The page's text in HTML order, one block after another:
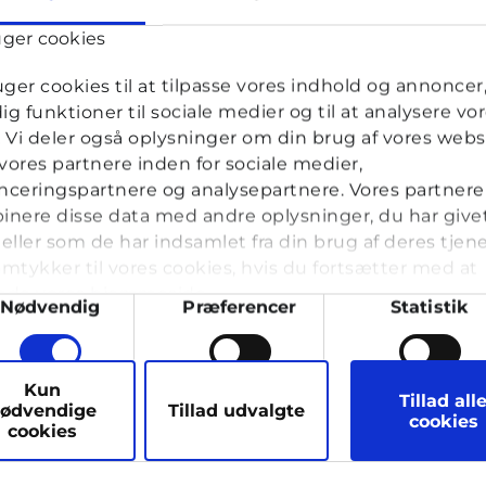
cookies
cookies til at tilpasse vores indhold og
funktioner til sociale medier og til at analysere
Vi deler også oplysninger om din brug af vores
partnere inden for sociale medier,
og analysepartnere. Vores
disse data med andre oplysninger, du har
som de har indsamlet fra din brug af deres
til vores cookies, hvis du fortsætter med at
vores hjemmeside.
Nødvendig Præferencer Statistik
Kun
cookies
Tillad udvalgte
Tillad alle
cookies
· 1 måned 2 uger siden
noget jeg tror er en spiseforstyrrelse. Jeg spiser
kun en halv portion aftensmad. Nogle gange ender
får mig selv til at kaste op. De seneste to uger har
Cyberhus